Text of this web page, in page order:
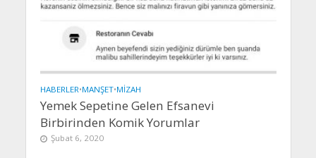
HABERLER•MANŞET•MIZAH
Yemek Sepetine Gelen Efsanevi
Birbirinden Komik Yorumlar
Şubat 6, 2020